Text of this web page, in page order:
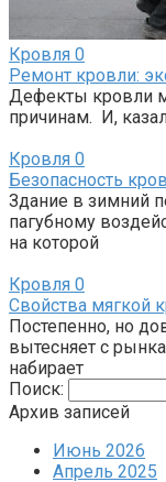
Кровля 0
Ремонт кровли:
Дефекты кровли
причинам. И,
Кровля 0
Безопасность
Здание в зимний
пагубному
на которой
Кровля 0
Свойства мягкой
Постепенно, но
вытесняет с
набирает
Поиск:
Архив записей
Июнь 2026
Апрель 2025